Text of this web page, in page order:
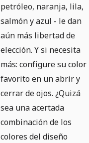
petróleo, naranja, lila,
salmón y azul - le dan
aún más libertad de
elección. Y si necesita
más: configure su color
favorito en un abrir y
cerrar de ojos. ¿Quizá
sea una acertada
combinación de los
colores del diseño